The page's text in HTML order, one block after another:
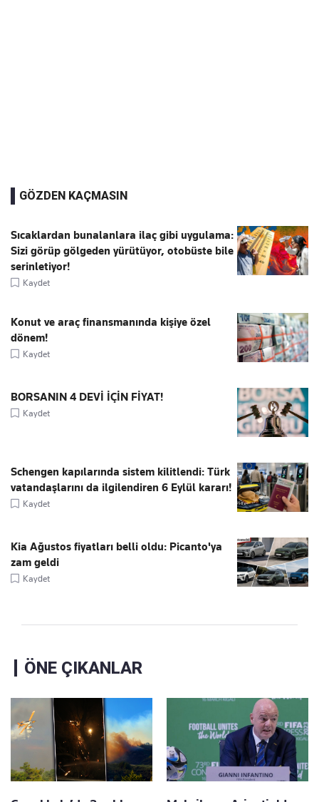
GÖZDEN KAÇMASIN
Sıcaklardan bunalanlara ilaç gibi uygulama:
Sizi görüp gölgeden yürütüyor, otobüste bile
serinletiyor!
Kaydet
Konut ve araç finansmanında kişiye özel
dönem!
Kaydet
BORSANIN 4 DEVİ İÇİN FİYAT!
Kaydet
Schengen kapılarında sistem kilitlendi: Türk
vatandaşlarını da ilgilendiren 6 Eylül kararı!
Kaydet
Kia Ağustos fiyatları belli oldu: Picanto'ya
zam geldi
Kaydet
ÖNE ÇIKANLAR